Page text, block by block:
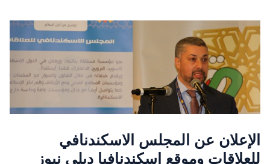
الإعلان عن المجلس الاسكندنافي
للعلاقات وموقع اسكندنافيا ديلي نيوز